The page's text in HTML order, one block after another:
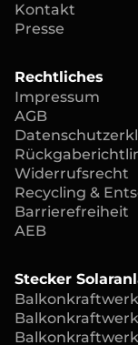
Kontakt
Presse
Rechtliches
Impressum
AGB
Widerrufsrecht
Recycling &
Barrierefreiheit
AEB
Stecker